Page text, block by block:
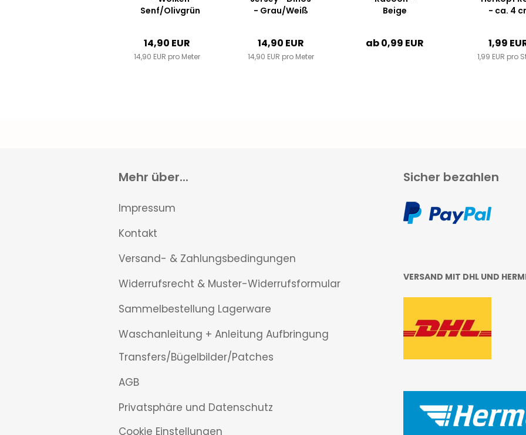
Senf/Olivgrün
14,90 EUR
14,90 EUR pro Meter
- Grau/Weiß
14,90 EUR
14,90 EUR pro Meter
Beige
ab 0,99 EUR
- ca. 4
++
1,99
1,99 EUR pro
Mehr über...
Impressum
Kontakt
Versand- & Zahlungsbedingungen
Widerrufsrecht & Muster-Widerrufsformular
Sammelbestellung Lagerware
Waschanleitung + Anleitung Aufbringung
Transfers/Bügelbilder/Patches
AGB
Privatsphäre und Datenschutz
Cookie Einstellungen
Sicher bezahlen
VERSAND MIT DHL UND